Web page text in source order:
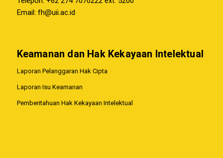
Email: fh@uii.ac.id
Keamanan dan Hak Kekayaan Intelektual
Laporan Pelanggaran Hak Cipta
Laporan Isu Keamanan
Pemberitahuan Hak Kekayaan Intelektual